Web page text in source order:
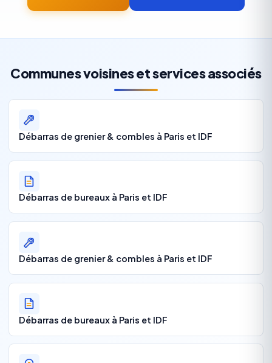
Communes voisines et services associés
Débarras de grenier & combles à Paris et IDF
Débarras de bureaux à Paris et IDF
Débarras de grenier & combles à Paris et IDF
Débarras de bureaux à Paris et IDF